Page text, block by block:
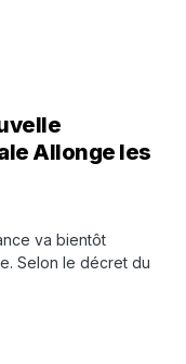
Allonge les
va bientôt
Selon le décret du